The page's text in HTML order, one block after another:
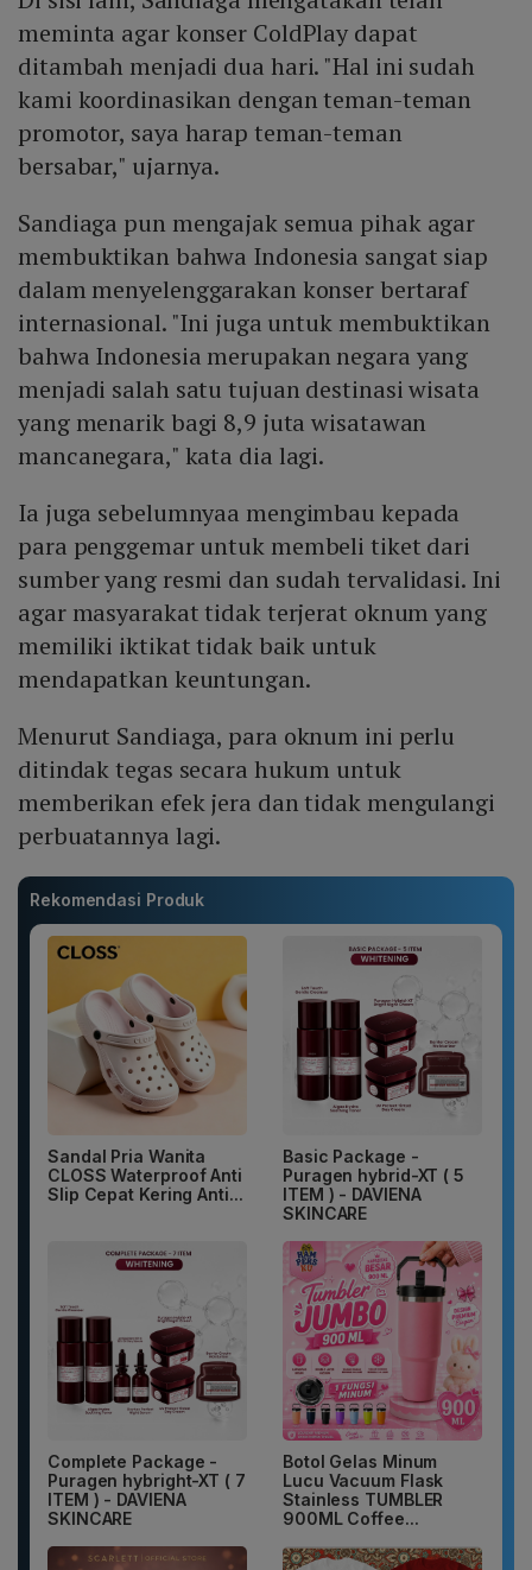
meminta agar konser ColdPlay dapat
ditambah menjadi dua hari. "Hal ini sudah
kami koordinasikan dengan teman-teman
promotor, saya harap teman-teman
bersabar," ujarnya.
Sandiaga pun mengajak semua pihak agar
membuktikan bahwa Indonesia sangat siap
dalam menyelenggarakan konser bertaraf
internasional. "Ini juga untuk membuktikan
bahwa Indonesia merupakan negara yang
menjadi salah satu tujuan destinasi wisata
yang menarik bagi 8,9 juta wisatawan
mancanegara," kata dia lagi.
Ia juga sebelumnyaa mengimbau kepada
para penggemar untuk membeli tiket dari
sumber yang resmi dan sudah tervalidasi. Ini
agar masyarakat tidak terjerat oknum yang
memiliki iktikat tidak baik untuk
mendapatkan keuntungan.
Menurut Sandiaga, para oknum ini perlu
ditindak tegas secara hukum untuk
memberikan efek jera dan tidak mengulangi
perbuatannya lagi.
Rekomendasi Produk
Sandal Pria Wanita
CLOSS Waterproof Anti
Slip Cepat Kering Anti...
Basic Package -
Puragen hybrid-XT ( 5
ITEM ) - DAVIENA
SKINCARE
Complete Package -
Puragen hybright-XT ( 7
ITEM ) - DAVIENA
SKINCARE
Botol Gelas Minum
Lucu Vacuum Flask
Stainless TUMBLER
900ML Coffee...